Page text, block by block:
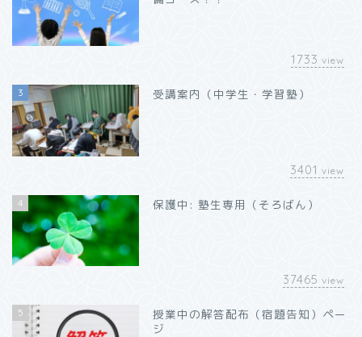
1733 view
3 受講案内（中学生・学習塾）
3401 view
4 保護中: 塾生専用（そろばん）
37465 view
5
授業中の解答配布（宿題告知）ペー
ジ